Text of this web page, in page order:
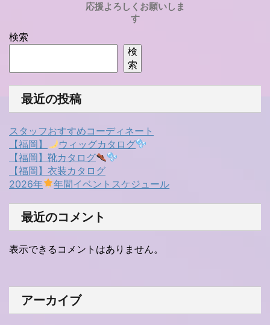
応援よろしくお願いしま
す
検索
検
索
最近の投稿
スタッフおすすめコーディネート
【福岡】
ウィッグカタログ
【福岡】靴カタログ
【福岡】衣装カタログ
2026年
年間イベントスケジュール
最近のコメント
表示できるコメントはありません。
アーカイブ